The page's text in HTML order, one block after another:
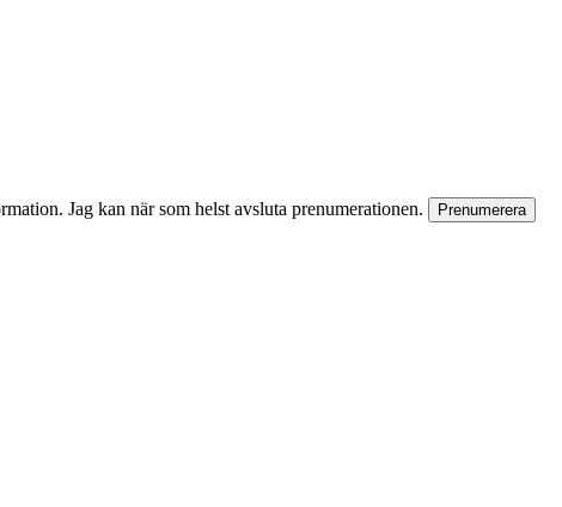
Jag kan när som helst avsluta prenumerationen.